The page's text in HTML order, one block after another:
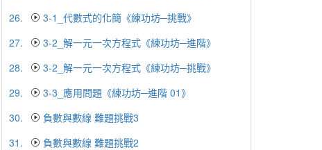
26.
3-1_代數式的化簡《練功坊─挑戰》
27.
3-2_解一元一次方程式《練功坊─進階》
28.
3-2_解一元一次方程式《練功坊─挑戰》
29.
3-3_應用問題《練功坊─進階 01》
30.
負數與數線 難題挑戰3
31.
負數與數線 難題挑戰2